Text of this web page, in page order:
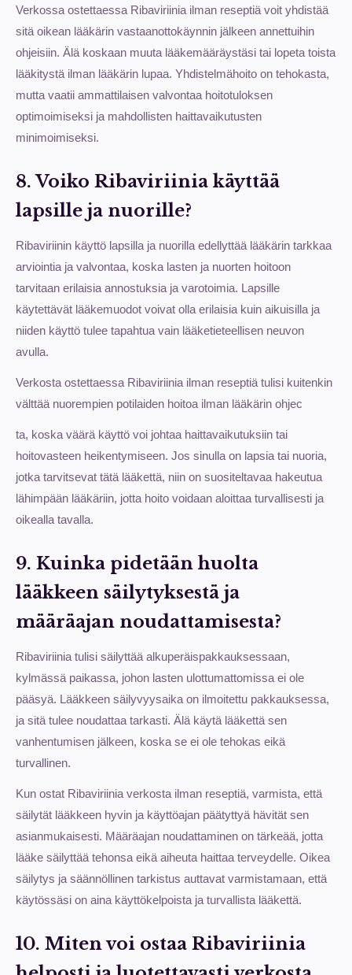
Verkossa ostettaessa Ribaviriinia ilman reseptiä voit yhdistää
sitä oikean lääkärin vastaanottokäynnin jälkeen annettuihin
ohjeisiin. Älä koskaan muuta lääkemääräystäsi tai lopeta toista
lääkitystä ilman lääkärin lupaa. Yhdistelmähoito on tehokasta,
mutta vaatii ammattilaisen valvontaa hoitotuloksen
optimoimiseksi ja mahdollisten haittavaikutusten
minimoimiseksi.
8. Voiko Ribaviriinia käyttää
lapsille ja nuorille?
Ribaviriinin käyttö lapsilla ja nuorilla edellyttää lääkärin tarkkaa
arviointia ja valvontaa, koska lasten ja nuorten hoitoon
tarvitaan erilaisia annostuksia ja varotoimia. Lapsille
käytettävät lääkemuodot voivat olla erilaisia kuin aikuisilla ja
niiden käyttö tulee tapahtua vain lääketieteellisen neuvon
avulla.
Verkosta ostettaessa Ribaviriinia ilman reseptiä tulisi kuitenkin
välttää nuorempien potilaiden hoitoa ilman lääkärin ohjec
ta, koska väärä käyttö voi johtaa haittavaikutuksiin tai
hoitovasteen heikentymiseen. Jos sinulla on lapsia tai nuoria,
jotka tarvitsevat tätä lääkettä, niin on suositeltavaa hakeutua
lähimpään lääkäriin, jotta hoito voidaan aloittaa turvallisesti ja
oikealla tavalla.
9. Kuinka pidetään huolta
lääkkeen säilytyksestä ja
määräajan noudattamisesta?
Ribaviriinia tulisi säilyttää alkuperäispakkauksessaan,
kylmässä paikassa, johon lasten ulottumattomissa ei ole
pääsyä. Lääkkeen säilyvyysaika on ilmoitettu pakkauksessa,
ja sitä tulee noudattaa tarkasti. Älä käytä lääkettä sen
vanhentumisen jälkeen, koska se ei ole tehokas eikä
turvallinen.
Kun ostat Ribaviriinia verkosta ilman reseptiä, varmista, että
säilytät lääkkeen hyvin ja käyttöajan päätyttyä hävität sen
asianmukaisesti. Määräajan noudattaminen on tärkeää, jotta
lääke säilyttää tehonsa eikä aiheuta haittaa terveydelle. Oikea
säilytys ja säännöllinen tarkistus auttavat varmistamaan, että
käytössäsi on aina käyttökelpoista ja turvallista lääkettä.
10. Miten voi ostaa Ribaviriinia